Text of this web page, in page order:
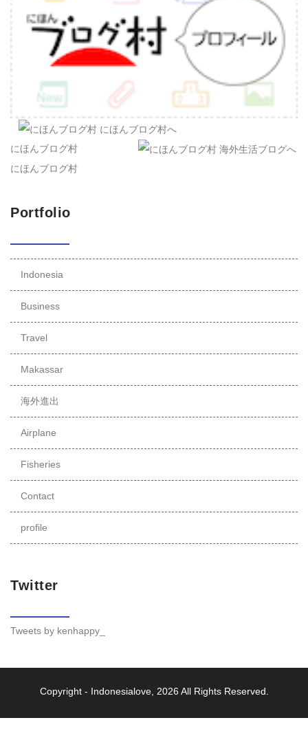
にほんブログ村
にほんブログ村
Portfolio
Indonesia
Business
Travel
Makassar
海外進出
Airplane
Fisheries
Contact
profile
Twitter
Tweets by kenhappy_
Copyright - Indonesialove, 2026 All Rights Reserved.